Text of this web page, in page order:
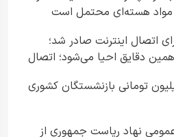
هسته‌ای محتمل است
اتصال اینترنت صادر شد؛
دقایق احیا می‌شود؛ اتصال
ثبت‌نام وام ۷۵ میلیون تومانی بازنشستگان کشوری
نهاد ریاست جمهوری از